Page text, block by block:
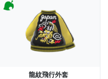
龍紋飛行外套